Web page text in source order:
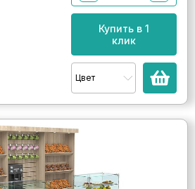
Купить в 1
клик
Цвет